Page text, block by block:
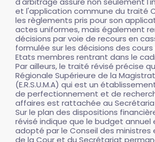
et l'application commune du traité
les règlements pris pour son
actes uniformes, mais également
décisions par voie de recours en
formulée sur les décisions des
Etats membres rentrant dans le
Par ailleurs, le traité révisé précise
Régionale Supérieure de la
(E.R.S.U.M.A) qui est un
de perfectionnement et de
affaires est rattachée au
Sur le plan des dispositions
révisé indique que le budget annuel
adopté par le Conseil des ministres
de la Cour et du Secrétariat